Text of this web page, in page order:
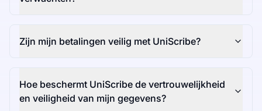
Zijn mijn betalingen veilig met UniScribe?
Hoe beschermt UniScribe de vertrouwelijkheid
en veiligheid van mijn gegevens?